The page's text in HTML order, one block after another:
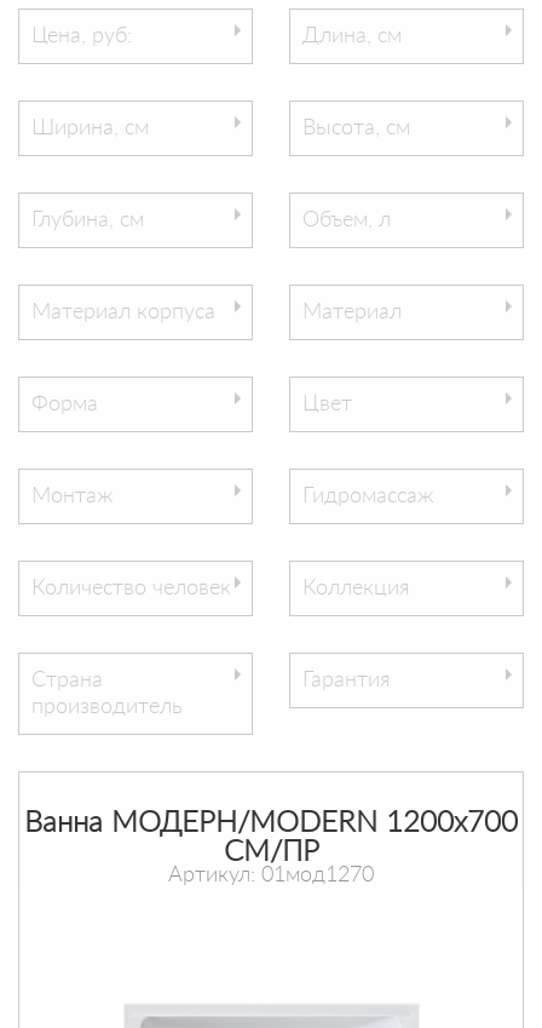
Цена, руб: Длина, см
Ширина, см Высота, см
Глубина, см Объем, л
Материал корпуса Материал
Форма Цвет
Монтаж Гидромассаж
Количество человек Коллекция
Страна
производитель
Гарантия
Ванна МОДЕРН/MODERN 1200х700
СМ/ПР
Артикул: 01мод1270